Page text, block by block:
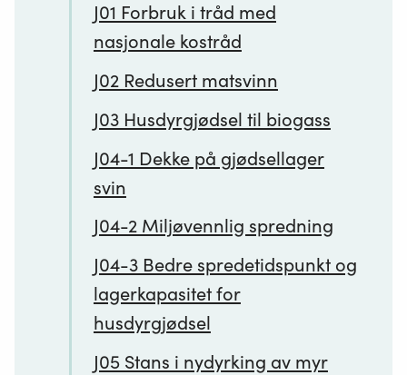
J01 Forbruk i tråd med
nasjonale kostråd
J02 Redusert matsvinn
J03 Husdyrgjødsel til biogass
J04-1 Dekke på gjødsellager
svin
J04-2 Miljøvennlig spredning
J04-3 Bedre spredetidspunkt og
lagerkapasitet for
husdyrgjødsel
J05 Stans i nydyrking av myr